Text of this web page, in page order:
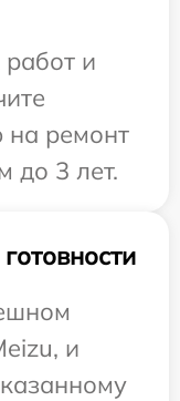
и
ремонт
до 3 лет.
и